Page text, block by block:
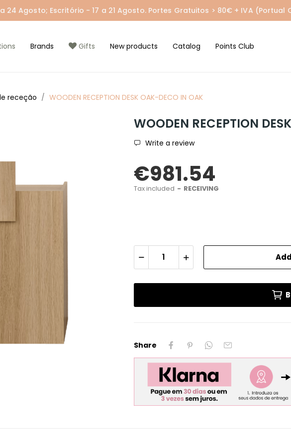
24 Agosto; Escritório - 17 a 21 Agosto. Portes Gratuitos > 80€ + IVA (Portual
Brands Gifts New products Catalog Points Club
receção WOODEN RECEPTION DESK OAK-DECO IN OAK
WOODEN RECEPTION
Write a review
€981.54
Tax included RECEIVING
Share